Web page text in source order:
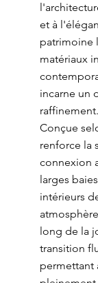
et à
patrimoine
matériaux
incarne un
raffinement.
Conçue
renforce la
connexion
larges
intérieurs
long de la
transition
permettant